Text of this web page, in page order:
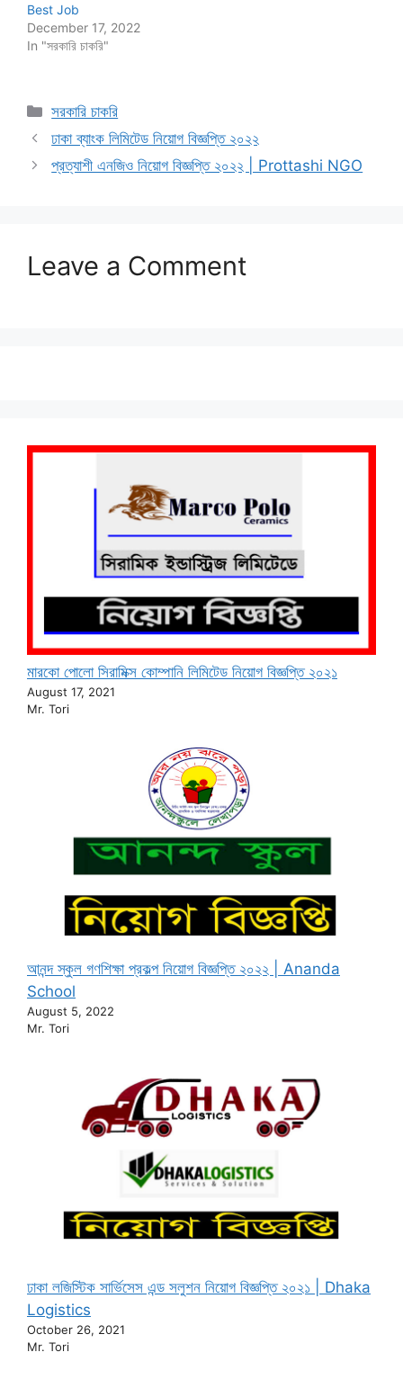
Best Job
December 17, 2022
In "সরকারি চাকরি"
Categories
সরকারি চাকরি
ঢাকা ব্যাংক লিমিটেড নিয়োগ বিজ্ঞপ্তি ২০২২
প্রত্যাশী এনজিও নিয়োগ বিজ্ঞপ্তি ২০২২ | Prottashi NGO
Leave a Comment
মারকো পোলো সিরামিক্স কোম্পানি লিমিটেড নিয়োগ বিজ্ঞপ্তি ২০২১
August 17, 2021
Mr. Tori
আনন্দ স্কুল গণশিক্ষা প্রকল্প নিয়োগ বিজ্ঞপ্তি ২০২২ | Ananda
School
August 5, 2022
Mr. Tori
ঢাকা লজিস্টিক সার্ভিসেস এন্ড সলুশন নিয়োগ বিজ্ঞপ্তি ২০২১ | Dhaka
Logistics
October 26, 2021
Mr. Tori